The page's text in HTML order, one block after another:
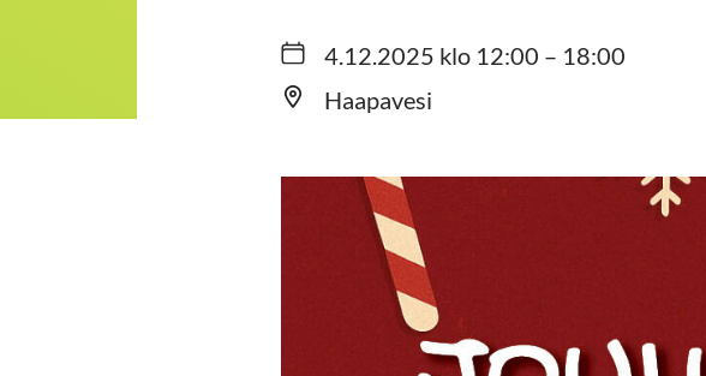
4.12.2025 klo 12:00 – 18:00
Haapavesi